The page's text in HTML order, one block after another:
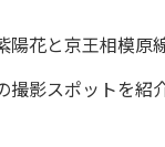
陽花と京王相模原
撮影スポットを紹